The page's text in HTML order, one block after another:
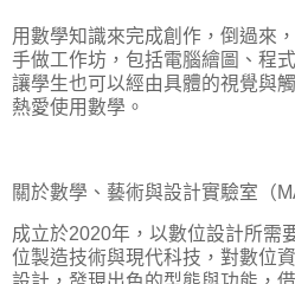
用數學知識來完成創作，倒過來
手做工作坊，包括電腦繪圖、程
讓學生也可以經由具體的視覺與
熱愛使用數學。
關於數學、藝術與設計實驗室（
成立於2020年，以數位設計所需
位製造技術與現代科技，對數位